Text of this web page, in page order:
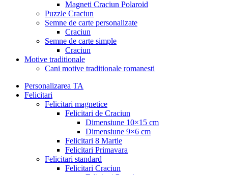
Magneti Craciun Polaroid
Puzzle Craciun
Semne de carte personalizate
Craciun
Semne de carte simple
Craciun
Motive traditionale
Cani motive traditionale romanesti
Personalizarea TA
Felicitari
Felicitari magnetice
Felicitari de Craciun
Dimensiune 10×15 cm
Dimensiune 9×6 cm
Felicitari 8 Martie
Felicitari Primavara
Felicitari standard
Felicitari Craciun